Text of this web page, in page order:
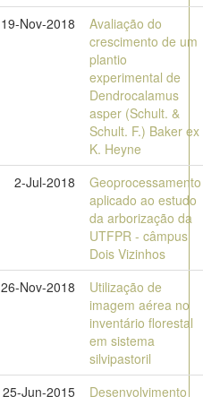
19-Nov-2018
Avaliação do
crescimento de um
plantio
experimental de
Dendrocalamus
asper (Schult. &
Schult. F.) Baker ex
K. Heyne
2-Jul-2018
Geoprocessamento
aplicado ao estudo
da arborização da
UTFPR - câmpus
Dois Vizinhos
26-Nov-2018
Utilização de
imagem aérea no
inventário florestal
em sistema
silvipastoril
25-Jun-2015
Desenvolvimento